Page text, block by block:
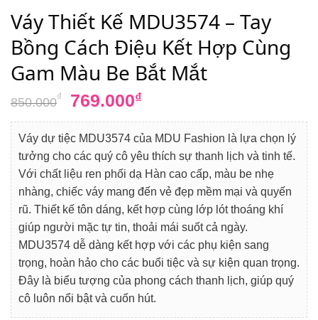
Váy Thiết Kế MDU3574 – Tay
Bồng Cách Điệu Kết Hợp Cùng
Gam Màu Be Bắt Mắt
850.000₫
Giá
là:
850.000₫.
769.000₫
tại
là:
769.000₫.
Váy dự tiệc MDU3574 của MDU Fashion là lựa chọn lý
tưởng cho các quý cô yêu thích sự thanh lịch và tinh tế.
Với chất liệu ren phối dạ Hàn cao cấp, màu be nhẹ
nhàng, chiếc váy mang đến vẻ đẹp mềm mại và quyến
rũ. Thiết kế tôn dáng, kết hợp cùng lớp lót thoáng khí
giúp người mặc tự tin, thoải mái suốt cả ngày.
MDU3574 dễ dàng kết hợp với các phụ kiện sang
trọng, hoàn hảo cho các buổi tiệc và sự kiện quan trọng.
Đây là biểu tượng của phong cách thanh lịch, giúp quý
cô luôn nổi bật và cuốn hút.